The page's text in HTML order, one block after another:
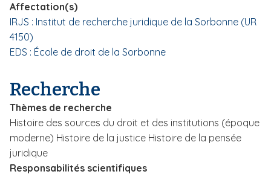
U
E
Affectation(s)
IRJS : Institut de recherche juridique de la Sorbonne (UR
4150)
EDS : École de droit de la Sorbonne
Recherche
Thèmes de recherche
Histoire des sources du droit et des institutions (époque
moderne) Histoire de la justice Histoire de la pensée
juridique
Responsabilités scientifiques